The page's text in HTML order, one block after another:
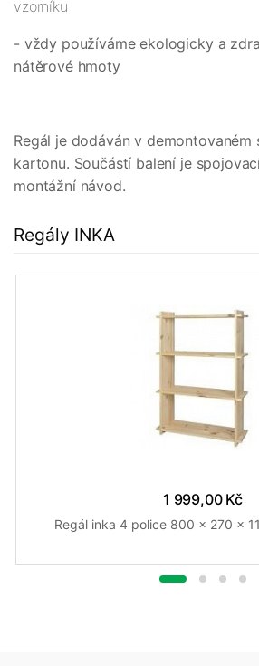
vzorníku
- vždy používáme ekologicky a
nátěrové hmoty
Regál je dodáván v demontovaném
kartonu. Součástí balení je
montážní návod.
Regály INKA
1 999,00 Kč
Regál inka 4 police 800 x 270 x